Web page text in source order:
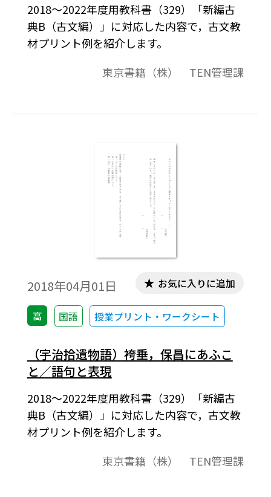
2018～2022年度用教科書（329）「新編古
典B（古文編）」に対応した内容で，古文教
材プリント例を紹介します。
東京書籍（株） TEN管理課
2018年04月01日
高 国語 授業プリント・ワークシート
お気に入りに追加
（宇治拾遺物語）袴垂，保昌にあふこ
と／語句と表現
2018～2022年度用教科書（329）「新編古
典B（古文編）」に対応した内容で，古文教
材プリント例を紹介します。
東京書籍（株） TEN管理課